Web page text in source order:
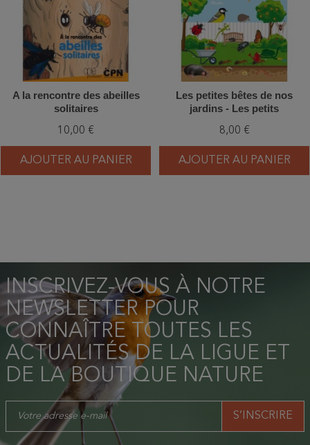
A la rencontre des abeilles
solitaires
10,00 €
AJOUTER AU PANIER
Les petites bêtes de nos
jardins - Les petits
8,00 €
AJOUTER AU PANIER
INSCRIVEZ-VOUS À NOTRE
NEWSLETTER POUR
CONNAÎTRE TOUTES LES
ACTUALITÉS DE LA LIGUE ET
DE LA BOUTIQUE NATURE